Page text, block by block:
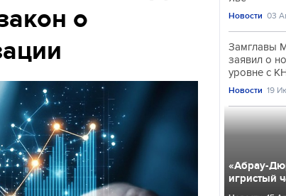
о
Новости 03
Замглавы
заявил о
уровне с
Новости 19
«Абрау-
игристый